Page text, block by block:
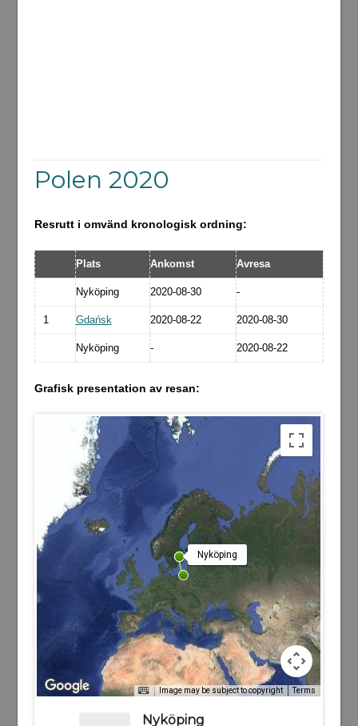
Polen 2020
Resrutt i omvänd kronologisk ordning:
Plats Ankomst Avresa
Nyköping 2020-08-30 -
1 Gdańsk 2020-08-22 2020-08-30
Nyköping - 2020-08-22
Grafisk presentation av resan:
Nyköping
Image may be subject to copyright Terms
Nyköping